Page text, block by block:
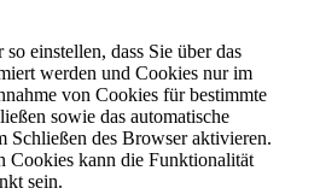
einstellen, dass Sie über das
werden und Cookies nur im
von Cookies für bestimmte
sowie das automatische
Schließen des Browser aktivieren.
Cookies kann die Funktionalität
sein.